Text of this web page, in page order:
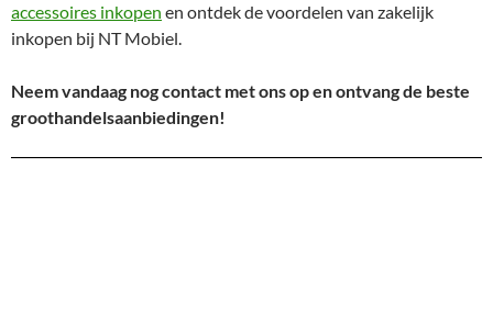
accessoires inkopen en ontdek de voordelen van zakelijk
inkopen bij NT Mobiel.
Neem vandaag nog contact met ons op en ontvang de beste
groothandelsaanbiedingen!